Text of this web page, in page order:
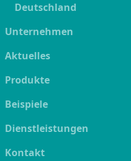
Deutschland
Unternehmen
Aktuelles
Produkte
Beispiele
Dienstleistungen
Kontakt